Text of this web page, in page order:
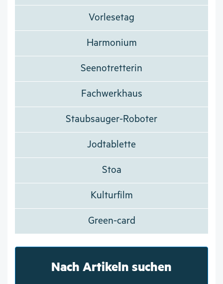
Vorlesetag
Harmonium
Seenotretterin
Fachwerkhaus
Staubsauger-Roboter
Jodtablette
Stoa
Kulturfilm
Green-card
Nach Artikeln suchen